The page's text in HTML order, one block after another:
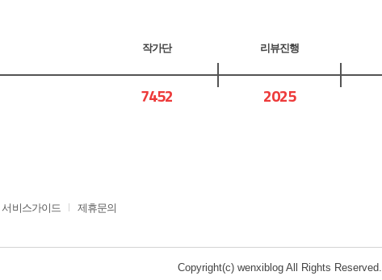
작가단
7452
리뷰진행
2025
서비스가이드 제휴문의
Copyright(c) wenxiblog All Rights Reserved.